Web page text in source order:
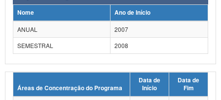
Advocacia-Geral da União
Planalto
Nome
Ano de Início
ANUAL
2007
SEMESTRAL
2008
Áreas de Concentração do Programa
Data de
Início
Data de
Fim